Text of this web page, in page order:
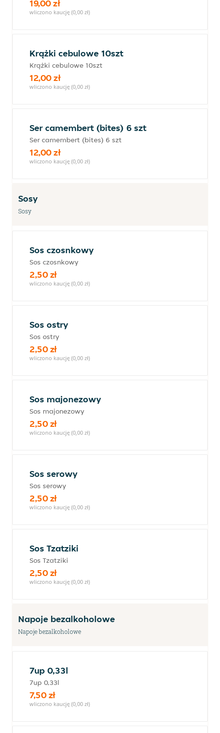
19,00 zł
wliczono kaucję (0,00 zł)
Krążki cebulowe 10szt
Krążki cebulowe 10szt
12,00 zł
wliczono kaucję (0,00 zł)
Ser camembert (bites) 6 szt
Ser camembert (bites) 6 szt
12,00 zł
wliczono kaucję (0,00 zł)
Sosy
Sosy
Sos czosnkowy
Sos czosnkowy
2,50 zł
wliczono kaucję (0,00 zł)
Sos ostry
Sos ostry
2,50 zł
wliczono kaucję (0,00 zł)
Sos majonezowy
Sos majonezowy
2,50 zł
wliczono kaucję (0,00 zł)
Sos serowy
Sos serowy
2,50 zł
wliczono kaucję (0,00 zł)
Sos Tzatziki
Sos Tzatziki
2,50 zł
wliczono kaucję (0,00 zł)
Napoje bezalkoholowe
Napoje bezalkoholowe
7up 0,33l
7up 0,33l
7,50 zł
wliczono kaucję (0,00 zł)